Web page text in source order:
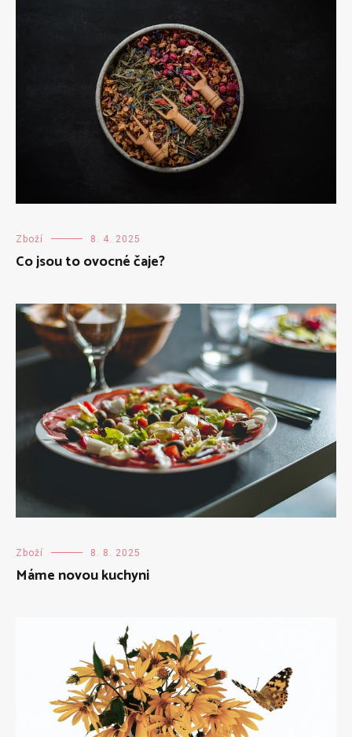
Zboží 8. 4. 2025
Co jsou to ovocné čaje?
Zboží 8. 8. 2025
Máme novou kuchyni